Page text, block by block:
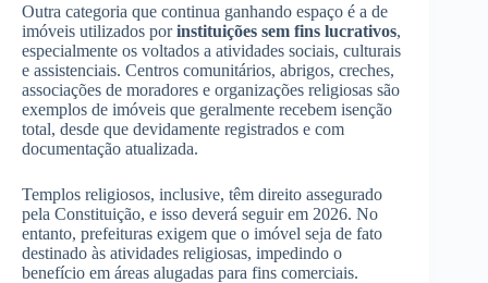
Outra categoria que continua ganhando espaço é a de
imóveis utilizados porinstituições sem fins lucrativos,
especialmente os voltados a atividades sociais, culturais
e assistenciais. Centros comunitários, abrigos, creches,
associações de moradores e organizações religiosas são
exemplos de imóveis que geralmente recebem isenção
total, desde que devidamente registrados e com
documentação atualizada.
Templos religiosos, inclusive, têm direito assegurado
pela Constituição, e isso deverá seguir em 2026. No
entanto, prefeituras exigem que o imóvel seja de fato
destinado às atividades religiosas, impedindo o
benefício em áreas alugadas para fins comerciais.